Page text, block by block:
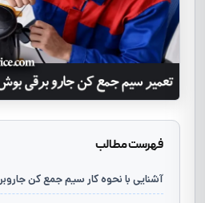
فهرست مطالب
آشنایی با نحوه کار سیم جمع کن